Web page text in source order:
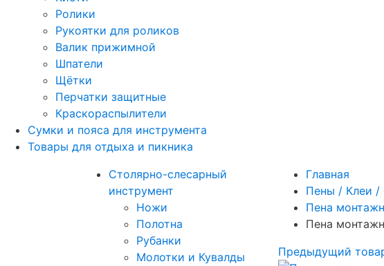
Ролики
Рукоятки для роликов
Валик прижимной
Шпатели
Щётки
Перчатки защитные
Краскораспылители
Сумки и пояса для инструмента
Товары для отдыха и пикника
Столярно-слесарный
инструмент
Ножи
Полотна
Рубанки
Молотки и Кувалды
Главная
Пены / Клеи /
Пена
Пена
Предыдущий